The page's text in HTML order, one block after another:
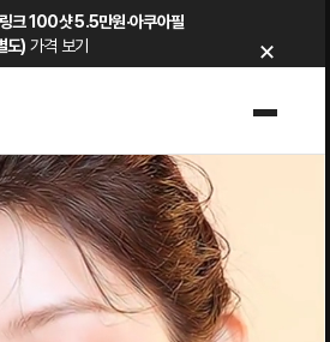
크 100샷 5.5만원·아쿠아필
도) 가격 보기 ×